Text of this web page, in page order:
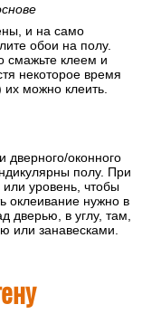
и на само
обои на полу.
смажьте клеем и
некоторое время
их можно клеить.
дверного/оконного
полу. При
или уровень, чтобы
оклеивание нужно в
дверью, в углу, там,
или занавесками.